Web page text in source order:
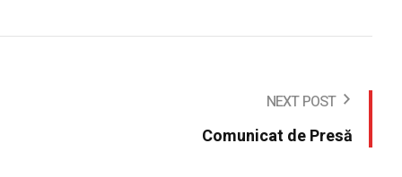
NEXT POST
Comunicat de Presă